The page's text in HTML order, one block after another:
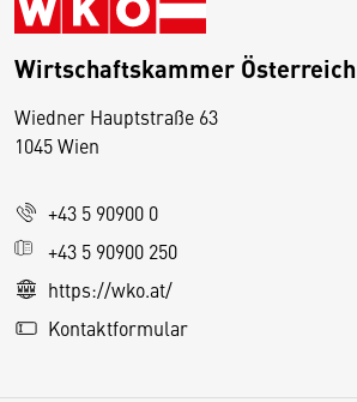
Wirtschaftskammer Österreich
Wiedner Hauptstraße 63
1045 Wien
+43 5 90900 0
+43 5 90900 250
https://wko.at/
Kontaktformular
D
s
e
S
e